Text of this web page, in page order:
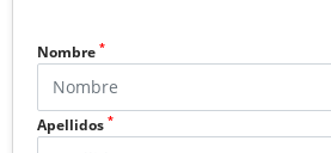
Nombre *
Apellidos *